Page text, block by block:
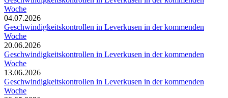
Woche
04.07.2026
Geschwindigkeitskontrollen in Leverkusen in der kommenden
Woche
20.06.2026
Geschwindigkeitskontrollen in Leverkusen in der kommenden
Woche
13.06.2026
Geschwindigkeitskontrollen in Leverkusen in der kommenden
Woche